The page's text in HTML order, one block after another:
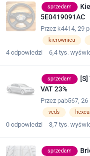
sprzedam
5E0419091AC
Przez k4414 29
kierownica
4 odpowiedzi 6,4 tys.
sprzedam
VAT 23%
Przez pab567 26
vcds
0 odpowiedzi 3,7 tys.
sprzedam